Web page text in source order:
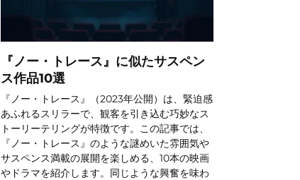
『ノー・トレース』に似たサスペン
ス作品10選
『ノー・トレース』（2023年公開）は、緊迫感
あふれるスリラーで、観客を引き込む巧妙なス
トーリーテリングが特徴です。この記事では、
『ノー・トレース』のような謎めいた雰囲気や
サスペンス満載の展開を楽しめる、10本の映画
やドラマを紹介します。同じような興奮を味わ